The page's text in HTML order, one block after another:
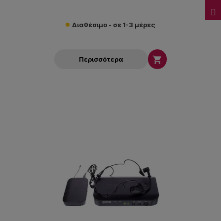
Διαθέσιμο - σε 1-3 μέρες
Περισσότερα 